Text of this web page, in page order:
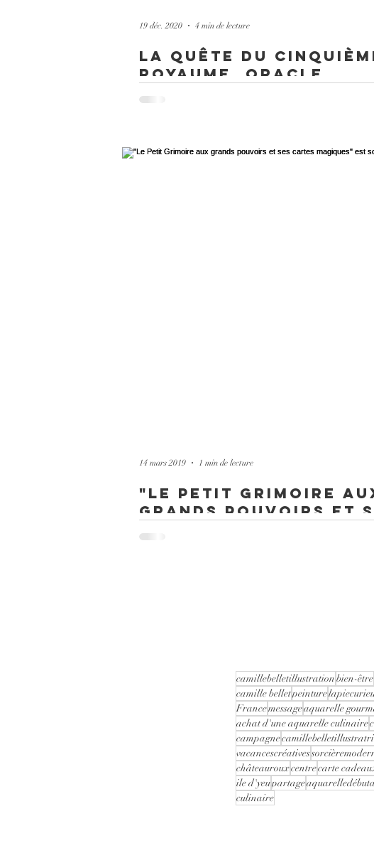
La quête du
Royaume, Oracle
« Saviez-vous qu'il existe quatre royaumes - celui de la
19 déc. 2020 4 min de lecture
"Le Petit Grimoire
grands pouvoirs et
cartes magiques" est
sorti !
14 mars 2019 1 min de lecture
camillebelletillustrationbien-être
camille belletpeinture
Francemessageaquarelle
achat d'une aquarelle culinaire
campagne
vacancescréatives
châteaurouxcentrecarte
ile d'yeupartage
culinaire